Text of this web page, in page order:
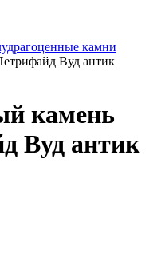
камни
Вуд антик
камень
Вуд антик